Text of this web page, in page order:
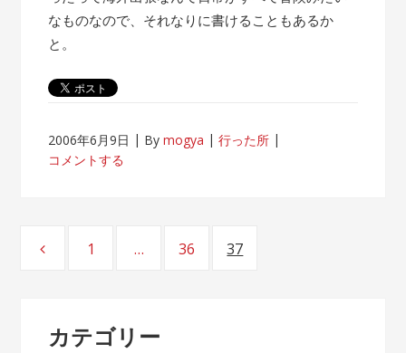
なものなので、それなりに書けることもあるか
と。
2006年6月9日 Bymogya
行った所
コメントする
投
ページ
1 … ページ
36 ページ
37
カテゴリー